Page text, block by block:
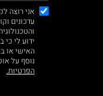
אני רוצה
עדכונים
ידוע לי
נוסף על
הפרטיות.